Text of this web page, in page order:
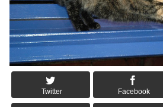
Twitter Facebook